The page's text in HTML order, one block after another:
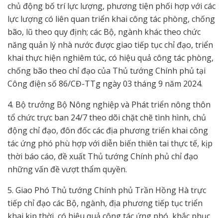
chủ động bố trí lực lượng, phương tiện phối hợp với các
lực lượng có liên quan triển khai công tác phòng, chống
bão, lũ theo quy định; các Bộ, ngành khác theo chức
năng quản lý nhà nước được giao tiếp tục chỉ đạo, triển
khai thực hiện nghiêm túc, có hiệu quả công tác phòng,
chống bão theo chỉ đạo của Thủ tướng Chính phủ tại
Công điện số 86/CĐ-TTg ngày 03 tháng 9 năm 2024.
4. Bộ trưởng Bộ Nông nghiệp và Phát triển nông thôn
tổ chức trực ban 24/7 theo dõi chặt chẽ tình hình, chủ
động chỉ đạo, đôn đốc các địa phương triển khai công
tác ứng phó phù hợp với diễn biến thiên tai thực tế, kịp
thời báo cáo, đề xuất Thủ tướng Chính phủ chỉ đạo
những vấn đề vượt thẩm quyền.
5. Giao Phó Thủ tướng Chính phủ Trần Hồng Hà trực
tiếp chỉ đạo các Bộ, ngành, địa phương tiếp tục triển